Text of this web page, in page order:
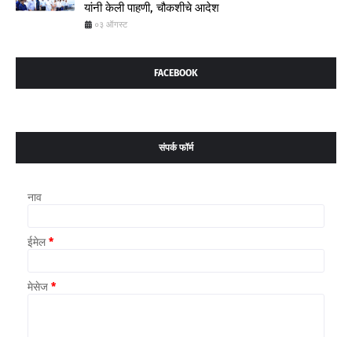
यांनी केली पाहणी, चौकशीचे आदेश
०३ ऑगस्ट
FACEBOOK
संपर्क फॉर्म
नाव
ईमेल*
मेसेज *